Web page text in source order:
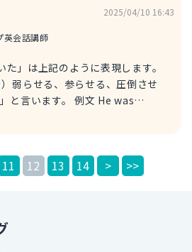
英会話講師
2025/04/10 16:43
た」は上記のように表現します。
弱らせる、参らせる、圧倒させ
す。 例文 He was
暑さで参っていた。 heat 熱
11 12 13 14 > >>